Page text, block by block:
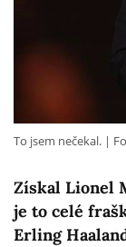
Získal Lionel
je to celé
Erling
To jsem nečekal.